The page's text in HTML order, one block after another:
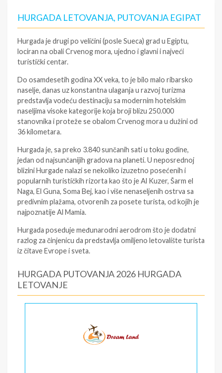
HURGADA LETOVANJA, PUTOVANJA EGIPAT
Hurgada je drugi po veličini (posle Sueca) grad u Egiptu,
lociran na obali Crvenog mora, ujedno i glavni i najveći
turistički centar.
Do osamdesetih godina XX veka, to je bilo malo ribarsko
naselje, danas uz konstantna ulaganja u razvoj turizma
predstavlja vodeću destinaciju sa modernim hotelskim
naseljima visoke kategorije koja broji blizu 250.000
stanovnika i proteže se obalom Crvenog mora u dužini od
36 kilometara.
Hurgada je, sa preko 3.840 sunčanih sati u toku godine,
jedan od najsunčanijih gradova na planeti. U neposrednoj
blizini Hurgade nalazi se nekoliko izuzetno posećenih i
popularnih turističkih rizorta kao što je Al Kuzer, Šarm el
Naga, El Guna, Soma Bej, kao i više nenaseljenih ostrva sa
predivnim plažama, otvorenih za posete turista, od kojih je
najpoznatije Al Mamia.
Hurgada poseduje međunarodni aerodrom što je dodatni
razlog za činjenicu da predstavlja omiljeno letovalište turista
iz čitave Evrope i sveta.
HURGADA PUTOVANJA 2026 HURGADA
LETOVANJE